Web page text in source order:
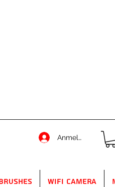
Anmelden
WIFI Camera